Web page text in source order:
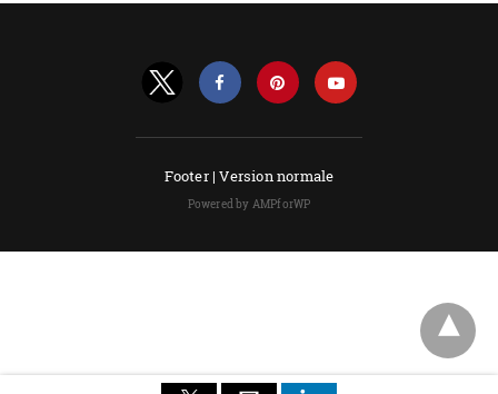
Footer |Version normale
Powered by AMPforWP